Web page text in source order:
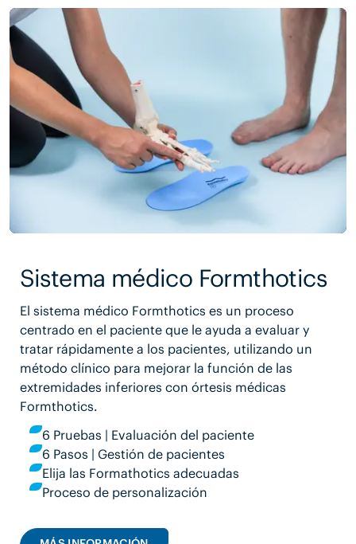
Sistema médico Formthotics
El sistema médico Formthotics es un proceso
centrado en el paciente que le ayuda a evaluar y
tratar rápidamente a los pacientes, utilizando un
método clínico para mejorar la función de las
extremidades inferiores con órtesis médicas
Formthotics.
6 Pruebas | Evaluación del paciente
6 Pasos | Gestión de pacientes
Elija las Formathotics adecuadas
Proceso de personalización